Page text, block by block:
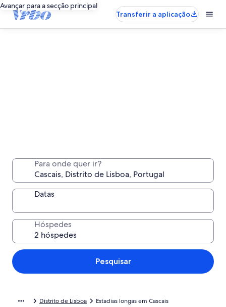
Avançar para a secção principal
Transferir a aplicação
Fique uma semana, um mês ou mais num local
confortável só para si
Para onde quer ir?
Datas
Hóspedes
Pesquisar
Distrito de Lisboa Estadias longas em Cascais